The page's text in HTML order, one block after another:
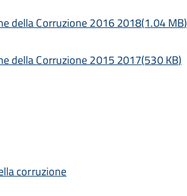
della Corruzione 2016 2018(1.04 MB)
della Corruzione 2015 2017(530 KB)
corruzione